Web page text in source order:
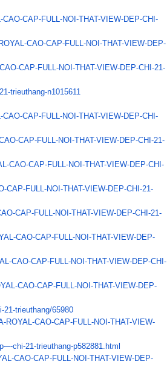
CAO-CAP-FULL-NOI-THAT-VIEW-DEP-CHI-
ROYAL-CAO-CAP-FULL-NOI-THAT-VIEW-DEP-
CAP-FULL-NOI-THAT-VIEW-DEP-CHI-21-
trieuthang-n1015611
CAO-CAP-FULL-NOI-THAT-VIEW-DEP-CHI-
CAP-FULL-NOI-THAT-VIEW-DEP-CHI-21-
CAO-CAP-FULL-NOI-THAT-VIEW-DEP-CHI-
CAP-FULL-NOI-THAT-VIEW-DEP-CHI-21-
CAP-FULL-NOI-THAT-VIEW-DEP-CHI-21-
CAO-CAP-FULL-NOI-THAT-VIEW-DEP-
CAO-CAP-FULL-NOI-THAT-VIEW-DEP-CHI-
CAO-CAP-FULL-NOI-THAT-VIEW-DEP-
21-trieuthang/65980
ROYAL-CAO-CAP-FULL-NOI-THAT-VIEW-
–-chi-21-trieuthang-p582881.html
CAO-CAP-FULL-NOI-THAT-VIEW-DEP-